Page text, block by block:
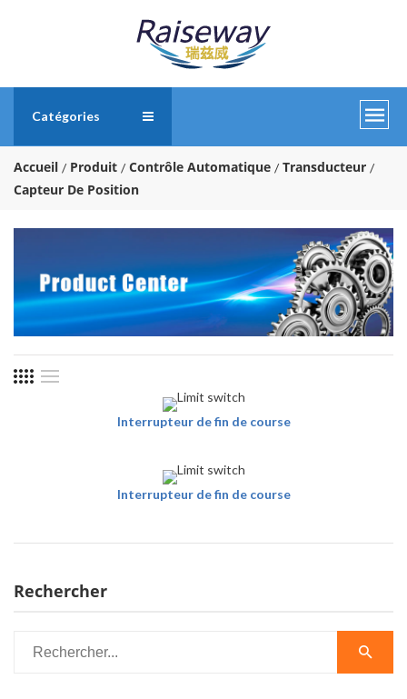
Catégories
Accueil Produit Contrôle Automatique
Transducteur
Capteur De Position
Rechercher
Interrupteur de fin de course
Interrupteur de fin de course